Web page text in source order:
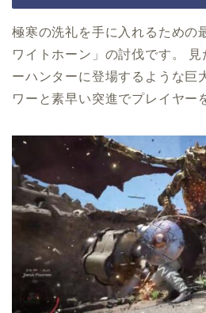
極寒の洗礼を手に入れるための
ワイトホーン」の討伐です。 見
ーハンターに登場するような巨
ワーと素早い突進でプレイヤー